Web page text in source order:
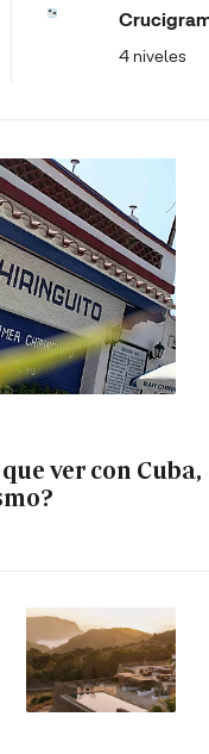
4 niveles
ver con Cuba,